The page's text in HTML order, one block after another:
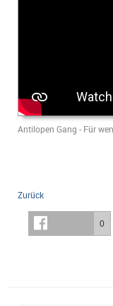
Antilopen Gang - Für
Zurück
0